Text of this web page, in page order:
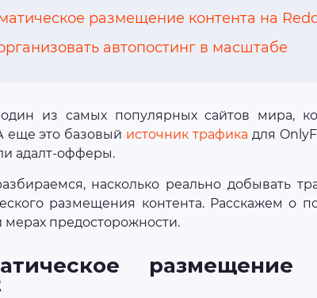
размещение контента на
автопостинг в масштабе
из самых популярных сайтов мира,
еще это базовый источник трафика для
адалт-офферы.
насколько реально добывать
размещения контента. Расскажем о
мерах предосторожности.